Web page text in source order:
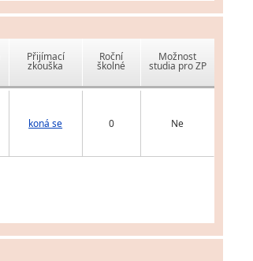
Přijímací
zkouška
Roční
školné
Možnost
studia pro ZP
koná se 0 Ne